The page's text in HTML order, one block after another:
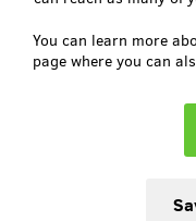
You can learn more
page where you can
uskuteční19. května
Vstupenky platí pouze
jiný. Vstupenky zašleme
Reward delivery: on